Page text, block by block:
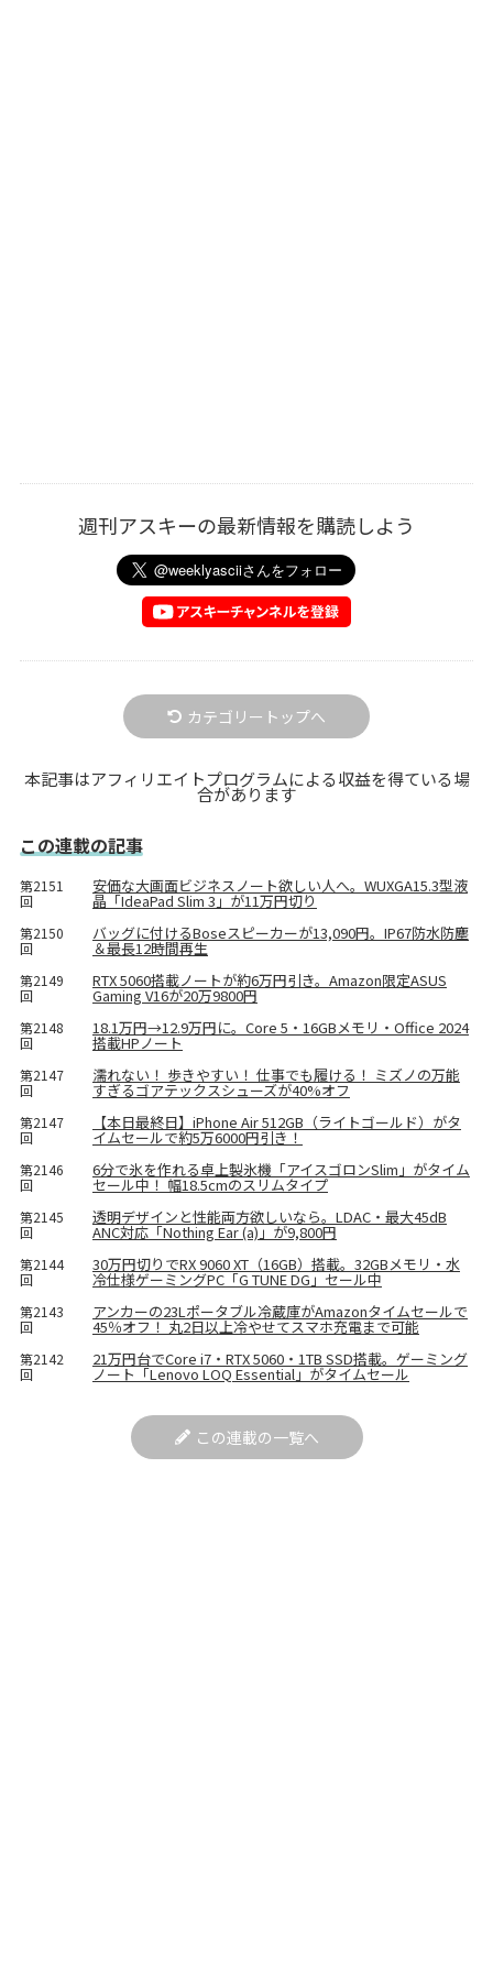
週刊アスキーの最新情報を購読しよう
カテゴリートップへ
本記事はアフィリエイトプログラムによる収益を得ている場
合があります
この連載の記事
第2151
回
安価な大画面ビジネスノート欲しい人へ。WUXGA15.3型液
晶「IdeaPad Slim 3」が11万円切り
第2150
回
バッグに付けるBoseスピーカーが13,090円。IP67防水防塵
＆最長12時間再生
第2149
回
RTX 5060搭載ノートが約6万円引き。Amazon限定ASUS
Gaming V16が20万9800円
第2148
回
18.1万円→12.9万円に。Core 5・16GBメモリ・Office 2024
搭載HPノート
第2147
回
濡れない！ 歩きやすい！ 仕事でも履ける！ ミズノの万能
すぎるゴアテックスシューズが40%オフ
第2147
回
【本日最終日】iPhone Air 512GB（ライトゴールド）がタ
イムセールで約5万6000円引き！
第2146
回
6分で氷を作れる卓上製氷機「アイスゴロンSlim」がタイム
セール中！ 幅18.5cmのスリムタイプ
第2145
回
透明デザインと性能両方欲しいなら。LDAC・最大45dB
ANC対応「Nothing Ear (a)」が9,800円
第2144
回
30万円切りでRX 9060 XT（16GB）搭載。32GBメモリ・水
冷仕様ゲーミングPC「G TUNE DG」セール中
第2143
回
アンカーの23Lポータブル冷蔵庫がAmazonタイムセールで
45％オフ！ 丸2日以上冷やせてスマホ充電まで可能
第2142
回
21万円台でCore i7・RTX 5060・1TB SSD搭載。ゲーミング
ノート「Lenovo LOQ Essential」がタイムセール
この連載の一覧へ